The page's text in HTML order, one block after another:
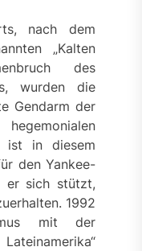
nach dem
„Kalten
des
wurden die
Gendarm der
ist in diesem
den Yankee-
er sich stützt,
1992
mit der